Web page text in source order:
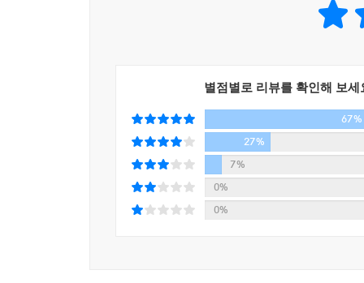
결국 어엿한 배우가 되어 지난한 외로움과 사
대화를 시도한 윤진서. 그로 인해 마음의 응어
앞에 설 용기를 냈다. 데뷔 이전의 모습을 시작
존재하고 있음을 증명하는 흑백 사진은 지나온
많은 것을 보며 살아가고 싶다고 말하는 윤진서
별점별로 리뷰를 확인해 보세
67%
27%
7%
0%
0%